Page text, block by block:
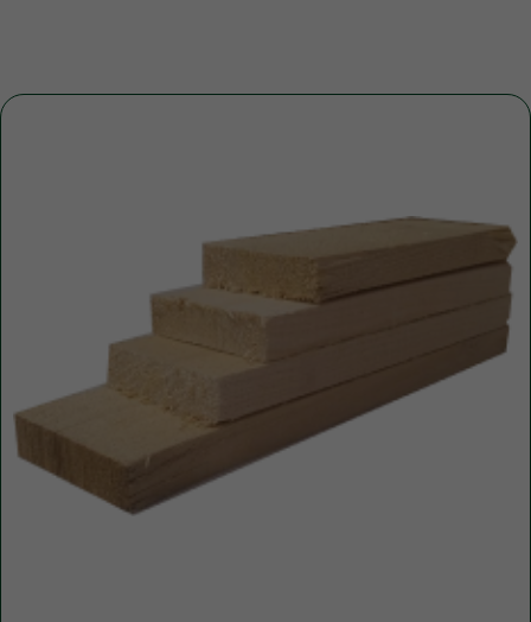
Уточните вопросы у нашего
специалиста